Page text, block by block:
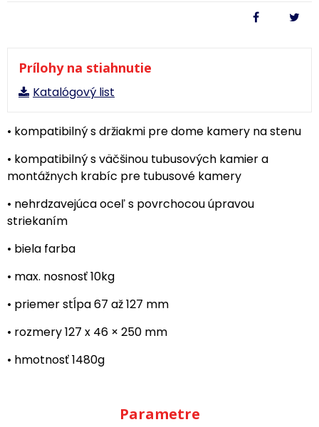
Prílohy na stiahnutie
Katalógový list
• kompatibilný s držiakmi pre dome kamery na stenu
• kompatibilný s väčšinou tubusových kamier a
montážnych krabíc pre tubusové kamery
• nehrdzavejúca oceľ s povrchocou úpravou
striekaním
• biela farba
• max. nosnosť 10kg
• priemer stĺpa 67 až 127 mm
• rozmery 127 x 46 × 250 mm
• hmotnosť 1480g
Parametre